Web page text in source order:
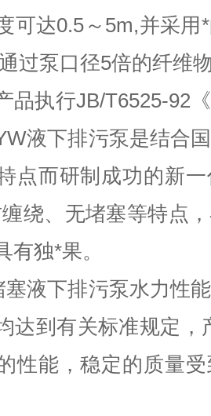
可达0.5～5m,并采
过泵口径5倍的纤维
品执行JB/T6525-92
液下排污泵是结合
点而研制成功的新
绕、无堵塞等特点
有独*果。
下排污泵水力性能
达到有关标准规定，
性能，稳定的质量